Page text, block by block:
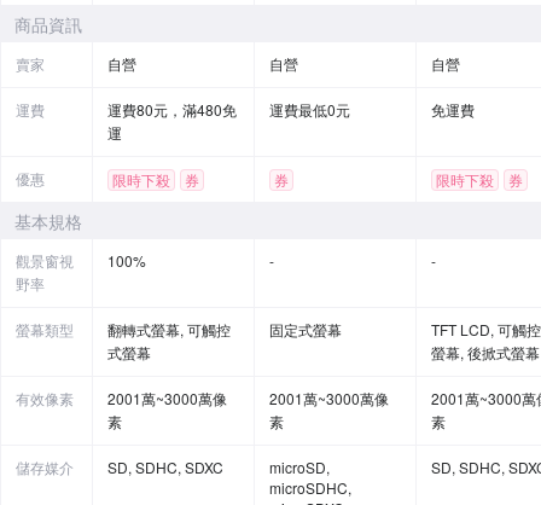
商品資訊
賣家 自營 自營 自營
運費
運費80元，滿480免
運
運費最低0元 免運費
優惠 限時下殺 券 券 限時下殺 券
基本規格
觀景窗視
野率
100% - -
螢幕類型
翻轉式螢幕, 可觸控
式螢幕
固定式螢幕
TFT LCD, 可觸
螢幕, 後掀式螢幕
有效像素
2001萬~3000萬像
素
2001萬~3000萬像
素
2001萬~3000萬
素
儲存媒介 SD, SDHC, SDXC
microSD,
microSDHC,
SD, SDHC,